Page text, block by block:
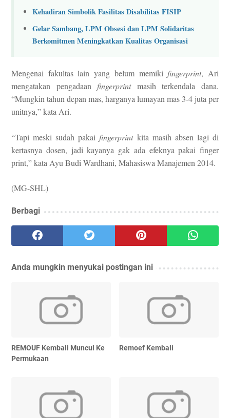
Kehadiran Simbolik Fasilitas Disabilitas FISIP
Gelar Sambang, LPM Obsesi dan LPM Solidaritas
Berkomitmen Meningkatkan Kualitas Organisasi
Mengenai fakultas lain yang belum memiki fingerprint, Ari
mengatakan pengadaan fingerprintmasih terkendala dana.
“Mungkin tahun depan mas, harganya lumayan mas 3-4 juta per
unitnya,” kata Ari.
“Tapi meski sudah pakai fingerprintkita masih absen lagi di
kertasnya dosen, jadi kayanya gak ada efeknya pakai finger
print,” kata Ayu Budi Wardhani, Mahasiswa Manajemen 2014.
(MG-SHL)
Berbagi
Anda mungkin menyukai postingan ini
REMOUF Kembali Muncul Ke
Permukaan
Remoef Kembali